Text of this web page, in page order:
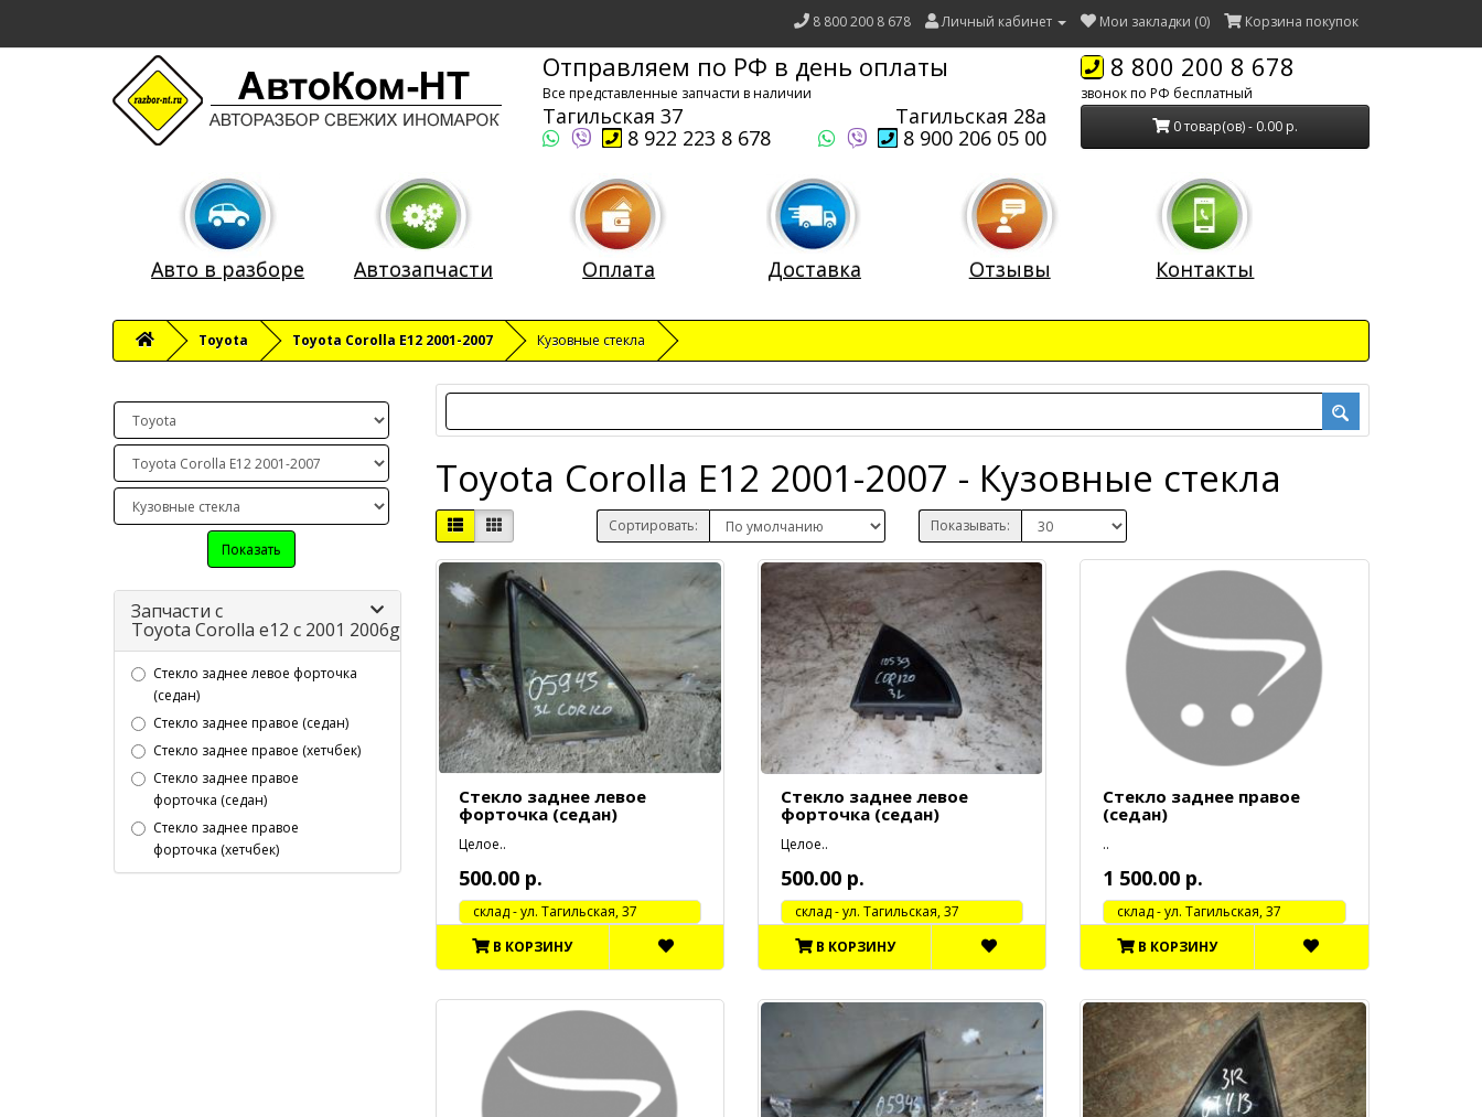
8 800 200 8 678 Личный кабинет Мои закладки (0) Корзина покупок
Отправляем по РФ в день оплаты
Все представленные запчасти в наличии
Тагильская 37
Тагильская 28а
8 922 223 8 678
8 900 206 05 00
8 800 200 8 678
звонок по РФ бесплатный
0 товар(ов) - 0.00 р.
Авто в разборе Автозапчасти Оплата Доставка Отзывы Контакты
Toyota Toyota Corolla E12 2001-2007 Кузовные стекла
Показать
Запчасти с
Toyota Corolla e12 c 2001 2006g
Стекло заднее левое форточка
(седан)
Стекло заднее правое (седан)
Стекло заднее правое (хетчбек)
Стекло заднее правое
форточка (седан)
Стекло заднее правое
форточка (хетчбек)
Toyota Corolla E12 2001-2007 - Кузовные стекла
Сортировать: Показывать:
Стекло заднее левое
форточка (седан)
Целое..
500.00 р.
cклад - ул. Тагильская, 37
В КОРЗИНУ
Стекло заднее левое
форточка (седан)
Целое..
500.00 р.
cклад - ул. Тагильская, 37
В КОРЗИНУ
Стекло заднее правое
(седан)
..
1 500.00 р.
cклад - ул. Тагильская, 37
В КОРЗИНУ